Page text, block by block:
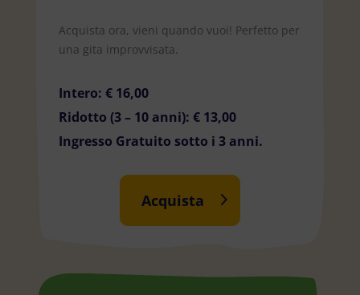
Acquista ora, vieni quando vuoi! Perfetto per
una gita improvvisata.
Intero: € 16,00
Ridotto (3 – 10 anni): € 13,00
Ingresso Gratuito sotto i 3 anni.
Acquista